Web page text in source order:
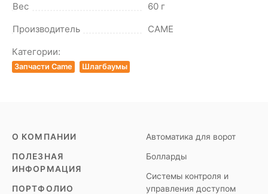
Вес
60 г
Производитель
CAME
Категории:
Запчасти Came Шлагбаумы
О КОМПАНИИ
ПОЛЕЗНАЯ
ИНФОРМАЦИЯ
ПОРТФОЛИО
Автоматика для ворот
Болларды
Системы контроля и
управления доступом